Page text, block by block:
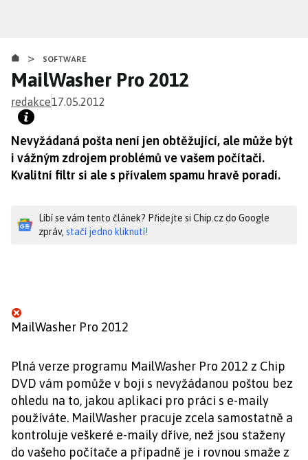
obsahu
> SOFTWARE
MailWasher Pro 2012
redakce17.05.2012
Nevyžádaná pošta není jen obtěžující, ale může být
i vážným zdrojem problémů ve vašem počítači.
Kvalitní filtr si ale s přívalem spamu hravě poradí.
Líbí se vám tento článek? Přidejte si Chip.cz do Google
zpráv, stačí jedno kliknutí!
MailWasher Pro 2012
Plná verze programu MailWasher Pro 2012 z Chip
DVD vám pomůže v boji s nevyžádanou poštou bez
ohledu na to, jakou aplikaci pro práci s e-maily
používáte. MailWasher pracuje zcela samostatně a
kontroluje veškeré e-maily dříve, než jsou staženy
do vašeho počítače a případně je i rovnou smaže z